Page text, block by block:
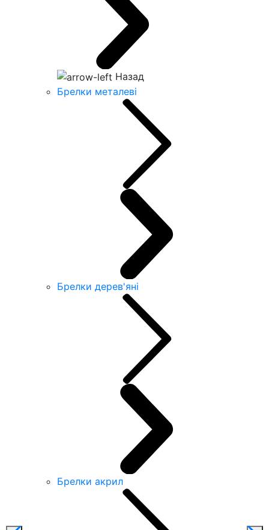
Назад
Брелки металеві
Брелки дерев'яні
Брелки акрил